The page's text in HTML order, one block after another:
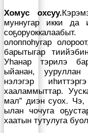
Хомус охсуу.
муннугар икки да
олоппоһугар
барытыгар
Уһанар тэрилэ
ыйанан, ууруллан
нэлэгэр
хааламмыттар.
мал” диэн суох. Чэ,
ылан чочуга
хаатын тутулуга